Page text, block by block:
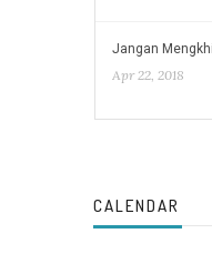
Jangan
Apr 22, 2018
CALENDAR